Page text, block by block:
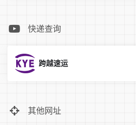
快递查询
跨越速运
其他网址